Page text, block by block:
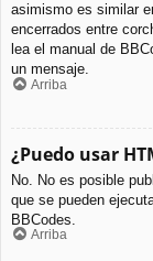
asimismo es similar
encerrados entre
lea el manual de
un mensaje.
Arriba
¿Puedo usar
No. No es posible
que se pueden
BBCodes.
Arriba